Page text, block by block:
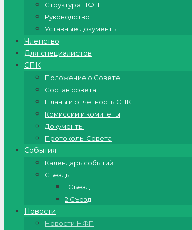
Структура НФП
Руководство
Уставные документы
Членство
Для специалистов
СПК
Положение о Совете
Состав совета
Планы и отчетность СПК
Комиссии и комитеты
Документы
Протоколы Совета
События
Календарь событий
Съезды
1 Съезд
2 Съезд
Новости
Новости НФП